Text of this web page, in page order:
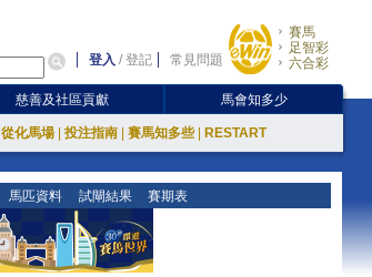
登入 /登記 常見問題
賽馬
足智彩
六合彩
慈善及社區貢獻 馬會知多少
從化馬場 投注指南 賽馬知多些 RESTART
馬匹資料 試閘結果 賽期表